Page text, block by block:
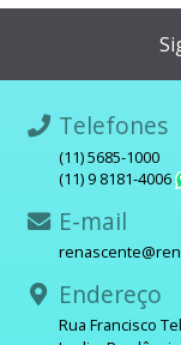
Telefones
(11) 5685-1000
(11) 9 8181-4006
E-mail
Endereço
Rua Francisco